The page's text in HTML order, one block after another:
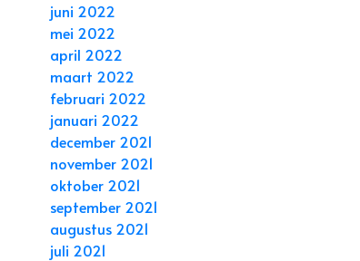
juni 2022
mei 2022
april 2022
maart 2022
februari 2022
januari 2022
december 2021
november 2021
oktober 2021
september 2021
augustus 2021
juli 2021